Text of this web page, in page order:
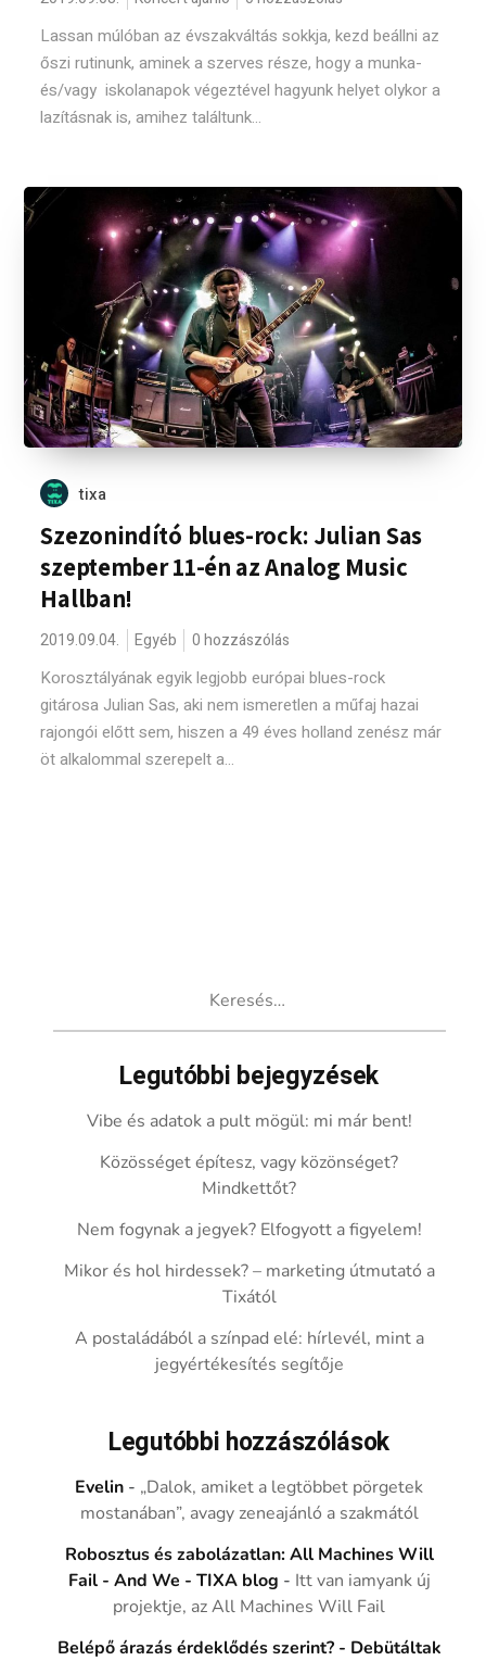
Lassan múlóban az évszakváltás sokkja, kezd beállni az
őszi rutinunk, aminek a szerves része, hogy a munka-
és/vagy iskolanapok végeztével hagyunk helyet olykor a
lazításnak is, amihez találtunk...
tixa
Szezonindító blues-rock: Julian Sas
szeptember 11-én az Analog Music
Hallban!
2019.09.04. Egyéb 0 hozzászólás
Korosztályának egyik legjobb európai blues-rock
gitárosa Julian Sas, aki nem ismeretlen a műfaj hazai
rajongói előtt sem, hiszen a 49 éves holland zenész már
öt alkalommal szerepelt a...
Legutóbbi bejegyzések
Vibe és adatok a pult mögül: mi már bent!
Közösséget építesz, vagy közönséget?
Mindkettőt?
Nem fogynak a jegyek? Elfogyott a figyelem!
Mikor és hol hirdessek? – marketing útmutató a
Tixától
A postaládából a színpad elé: hírlevél, mint a
jegyértékesítés segítője
Legutóbbi hozzászólások
Evelin - „Dalok, amiket a legtöbbet pörgetek
mostanában”, avagy zeneajánló a szakmától
Robosztus és zabolázatlan: All Machines Will
Fail - And We - TIXA blog - Itt van iamyank új
projektje, az All Machines Will Fail
Belépő árazás érdeklődés szerint? - Debütáltak